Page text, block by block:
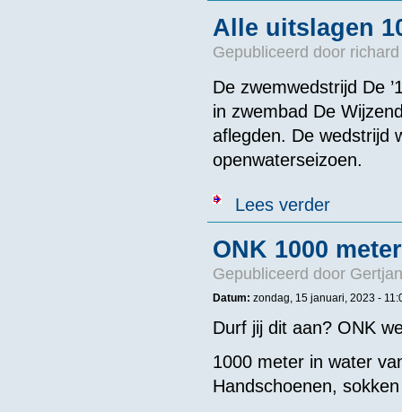
Alle uitslagen
Gepubliceerd door
De zwemwedstrijd De
in zwembad De
aflegden. De wedstrijd
openwaterseizoen.
Lees verderover Alle
ONK 1000
Gepubliceerd door
Datum: zondag, 15 januari, 2023 -
Durf jij dit aan? ONK
1000 meter in water
Handschoenen,